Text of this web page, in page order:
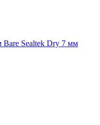
Sealtek Dry 7 мм